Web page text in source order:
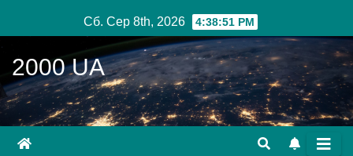
до
вмісту
Сб. Сер 8th, 2026 4:38:53 PM
2000 UA